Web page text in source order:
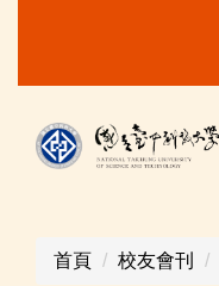
首頁 校友會刊